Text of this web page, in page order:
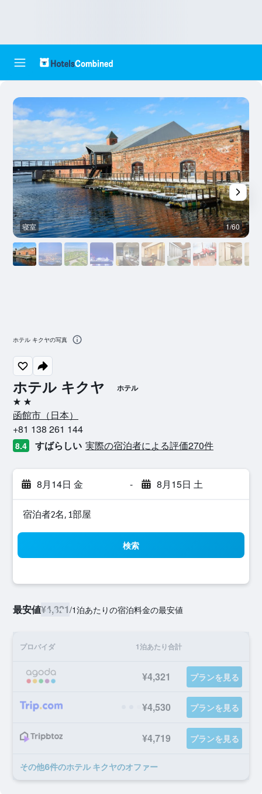
ホテル キクヤ ホテル
2つ星
函館市​（日本​）​
+81 138 261 144
8.4 すばらしい 実際の宿泊者による評価270​件
8月14日 金 - 8月15日 土
宿泊者2名, 1​部屋
検索
最安値¥4,321/1泊あたりの宿泊料金の最安値
プロバイダ 1泊あたり合計
¥4,321 プランを見る
¥4,530 プランを見る
¥4,719 プランを見る
​その他6​件のホテル キクヤのオファー
寝室 1/60
ホテル キクヤの写真